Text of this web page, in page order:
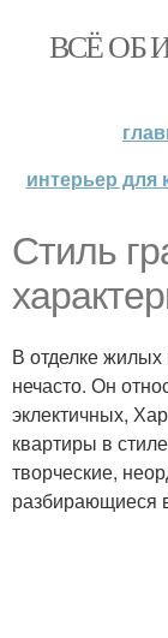
ВСЁ ОБ
интерьер для
Стиль
В отделке жилых
нечасто. Он
эклектичных,
квартиры в
творческие,
разбирающиеся